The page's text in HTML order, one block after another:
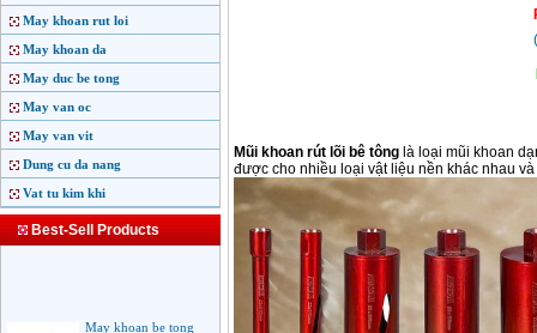
May khoan rut loi
May khoan da
May duc be tong
May van oc
May van vit
Dung cu da nang
Vat tu kim khi
Best-Sell Products
FEG-2601SRE
(
Mũi khoan rút lõi bê tông là loại mũi khoan
được cho nhiều loại vật liệu nền khác nhau